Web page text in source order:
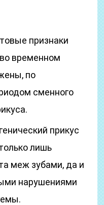
признаки
временном
по
сменного
прикус
лишь
меж зубами, да и
нарушениями